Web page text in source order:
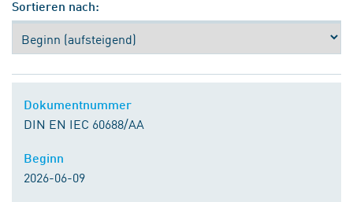
Sortieren nach:
Dokumentnummer
DIN EN IEC 60688/AA
Beginn
2026-06-09